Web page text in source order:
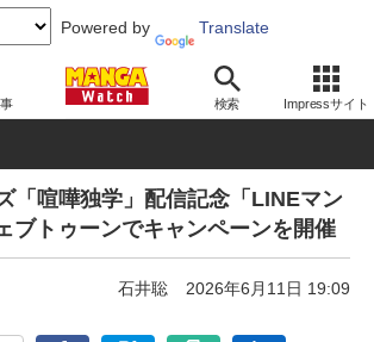
Powered by Translate
検索 Impressサイト
タメ
「喧嘩独学」配信記念「LINEマン
ブトゥーンでキャンペーンを開催
石井聡 2026年6月11日 19:09